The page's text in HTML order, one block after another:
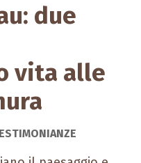
due
vita alle